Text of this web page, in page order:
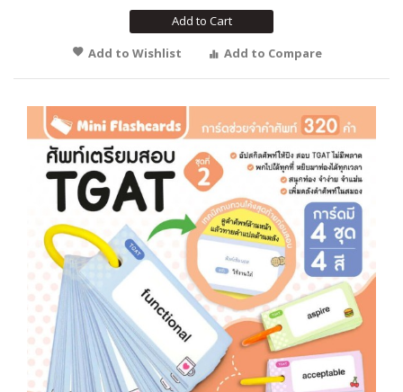
Add to Cart
Add to Wishlist
Add to Compare